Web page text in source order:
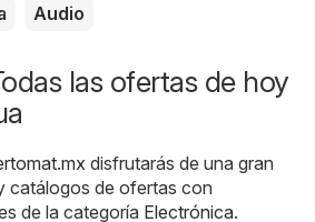
Audio
las ofertas de hoy
disfrutarás de una gran
catálogos de ofertas con
de la categoría Electrónica.